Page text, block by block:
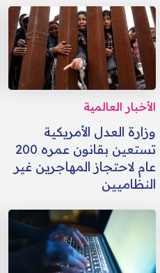
الأخبار العالمية
وزارة العدل الأمريكية
تستعين بقانون عمره 200
عام لاحتجاز المهاجرين غير
النظاميين